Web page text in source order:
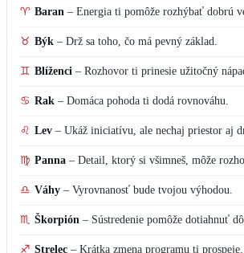
♈ Baran – Energia ti pomôže rozhýbať dobrú
♉ Býk – Drž sa toho, čo má pevný základ.
♊ Blíženci – Rozhovor ti prinesie užitočný
♋ Rak – Domáca pohoda ti dodá rovnováhu.
♌ Lev – Ukáž iniciatívu, ale nechaj priestor aj
♍ Panna – Detail, ktorý si všimneš, môže
♎ Váhy – Vyrovnanosť bude tvojou výhodou.
♏ Škorpión – Sústredenie pomôže dotiahnuť
♐ Strelec – Krátka zmena programu ti prospeje.